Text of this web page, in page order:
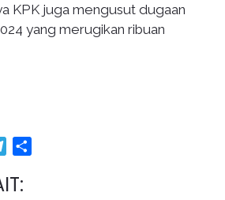
KPK juga mengusut dugaan
yang merugikan ribuan
Telegram